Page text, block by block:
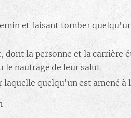
et faisant tomber
dont la personne et la
naufrage de leur salut
laquelle quelqu'un est amené à